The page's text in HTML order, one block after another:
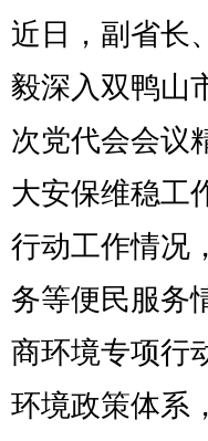
近日，副省长
毅深入双鸭山
次党代会会议
大安保维稳工
行动工作情况
务等便民服务
商环境专项行
环境政策体系